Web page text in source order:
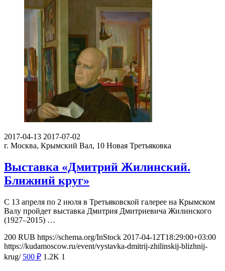
2017-04-13 2017-07-02
г. Москва, Крымский Вал, 10 Новая Третьяковка
Выставка «Дмитрий Жилинский.
Ближний круг»
С 13 апреля по 2 июля в Третьяковской галерее на Крымском
Валу пройдет выставка Дмитрия Дмитриевича Жилинского
(1927–2015) …
200 RUB https://schema.org/InStock 2017-04-12T18:29:00+03:00
https://kudamoscow.ru/event/vystavka-dmitrij-zhilinskij-blizhnij-
krug/ 500 ₽ 1.2K 1